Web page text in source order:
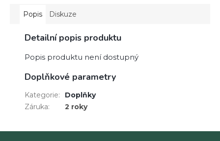
Popis Diskuze
Detailní popis produktu
Popis produktu není dostupný
Doplňkové parametry
Kategorie:
Doplňky
Záruka: 2 roky